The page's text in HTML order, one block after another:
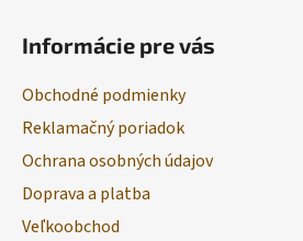
Informácie pre vás
Obchodné podmienky
Reklamačný poriadok
Ochrana osobných údajov
Doprava a platba
Veľkoobchod